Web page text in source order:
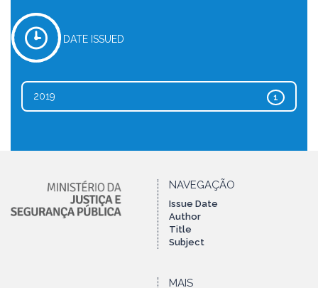
DATE ISSUED
1
2019
NAVEGAÇÃO
Issue Date
Author
Title
Subject
MAIS